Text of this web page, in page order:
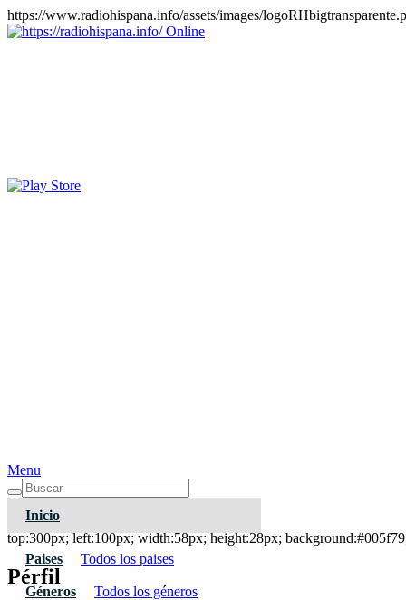
https://www.radiohispana.info/assets/images/
Online
Menu
Inicio
Paises Todos los paises
Géneros Todos los géneros
Guitar Genius - GotRadio
top:300px; left:100px; width:58px; height:28px;
Pérfil